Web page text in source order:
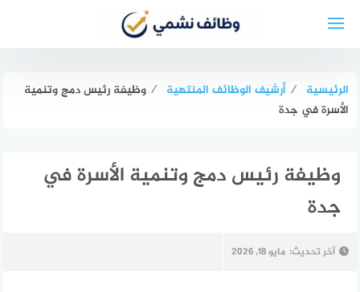
الرئيسية ⁄ أرشيف الوظائف المنتهية ⁄ وظيفة رئيس دمج وتنمية
الأسرة في جدة
وظيفة رئيس دمج وتنمية الأسرة في
جدة
آخر تحديث: مايو 18, 2026